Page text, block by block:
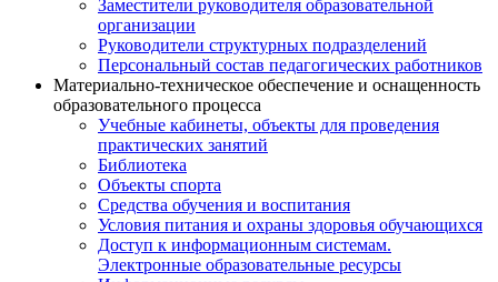
Заместители руководителя образовательной
организации
Руководители структурных подразделений
Персональный состав педагогических работников
Материально-техническое обеспечение и оснащенность
образовательного процесса
Учебные кабинеты, объекты для проведения
практических занятий
Библиотека
Объекты спорта
Средства обучения и воспитания
Условия питания и охраны здоровья обучающихся
Доступ к информационным системам.
Электронные образовательные ресурсы